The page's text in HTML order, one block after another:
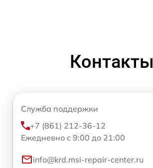
Контакты
Служба поддержки
+7 (861) 212-36-12
Ежедневно с 9:00 до 21:00
info@krd.msi-repair-center.ru